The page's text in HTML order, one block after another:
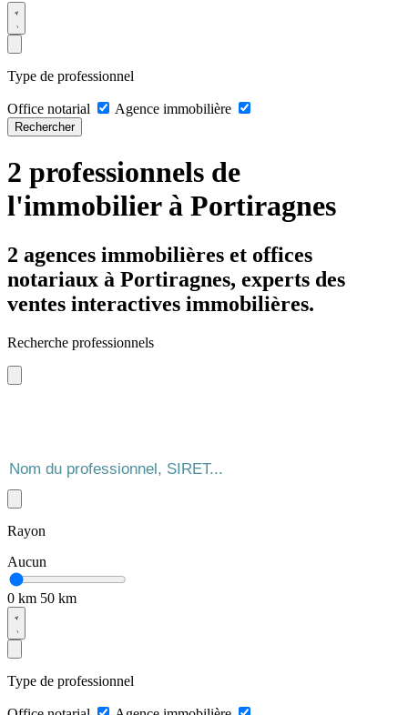
Type de professionnel
Office notarial Agence immobilière
Rechercher
2 professionnels de
l'immobilier à Portiragnes
2 agences immobilières et offices
notariaux à Portiragnes, experts des
ventes interactives immobilières.
Recherche professionnels
Rayon
Aucun
0 km 50 km
Type de professionnel